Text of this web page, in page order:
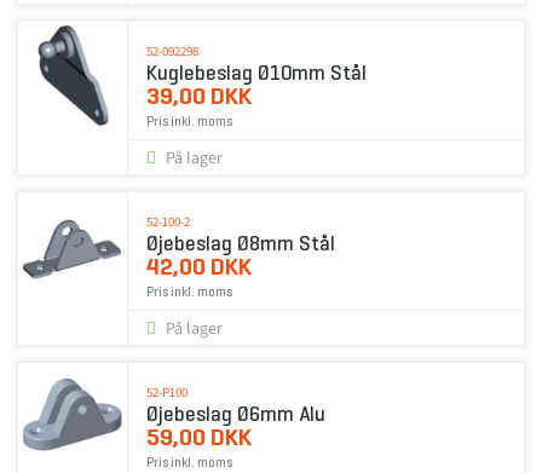
52-092298
Kuglebeslag Ø10mm Stål
39,00 DKK
Pris inkl. moms
På lager
52-100-2
Øjebeslag Ø8mm Stål
42,00 DKK
Pris inkl. moms
På lager
52-P100
Øjebeslag Ø6mm Alu
59,00 DKK
Pris inkl. moms